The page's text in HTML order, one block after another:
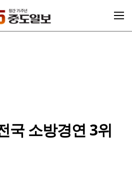
국 소방경연 3위